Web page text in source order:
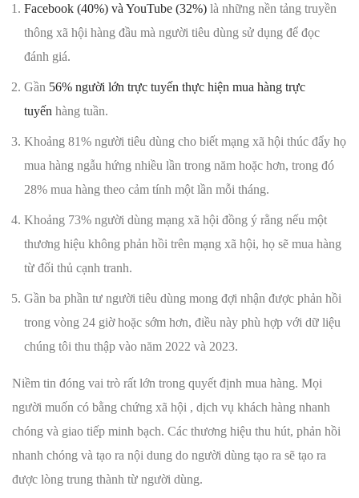
Facebook (40%) và YouTube (32%) là những nền tảng truyền
thông xã hội hàng đầu mà người tiêu dùng sử dụng để đọc
đánh giá.
Gần 56% người lớn trực tuyến thực hiện mua hàng trực
tuyến hàng tuần.
Khoảng 81% người tiêu dùng cho biết mạng xã hội thúc đẩy họ
mua hàng ngẫu hứng nhiều lần trong năm hoặc hơn, trong đó
28% mua hàng theo cảm tính một lần mỗi tháng.
Khoảng 73% người dùng mạng xã hội đồng ý rằng nếu một
thương hiệu không phản hồi trên mạng xã hội, họ sẽ mua hàng
từ đối thủ cạnh tranh.
Gần ba phần tư người tiêu dùng mong đợi nhận được phản hồi
trong vòng 24 giờ hoặc sớm hơn, điều này phù hợp với dữ liệu
chúng tôi thu thập vào năm 2022 và 2023.
Niềm tin đóng vai trò rất lớn trong quyết định mua hàng. Mọi
người muốn có bằng chứng xã hội , dịch vụ khách hàng nhanh
chóng và giao tiếp minh bạch. Các thương hiệu thu hút, phản hồi
nhanh chóng và tạo ra nội dung do người dùng tạo ra sẽ tạo ra
được lòng trung thành từ người dùng.